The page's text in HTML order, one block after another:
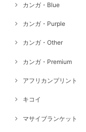
カンガ・Blue
カンガ・Purple
カンガ・Other
カンガ・Premium
アフリカンプリント
キコイ
マサイブランケット